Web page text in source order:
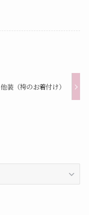
他装（袴のお着付け）